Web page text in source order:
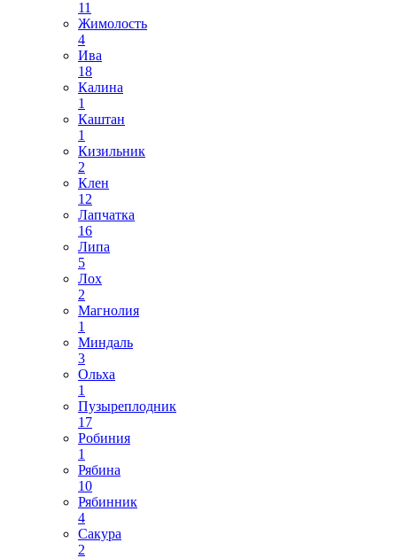
11
Жимолость
4
Ива
18
Калина
1
Каштан
1
Кизильник
2
Клен
12
Лапчатка
16
Липа
5
Лох
2
Магнолия
1
Миндаль
3
Ольха
1
Пузыреплодник
17
Робиния
1
Рябина
10
Рябинник
4
Сакура
2